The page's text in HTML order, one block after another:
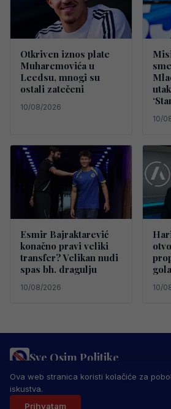
Otkriven iznos plate
Muharemovića u
Leedsu, mnogi su
ostali zatečeni
10/08/2026
10/
Esmir Bajraktarević
konačno pravi veliki
transfer? Velikan nudi
spas bh. dragulju
10/08/2026 10/
Sve Osim Politike
PRAVILA PRIVATNOSTI MARKETING
IMPRESSUM
© 2026 Sve Osim Politike. Sva prava
Ova web stranica koristi kolačiće za
iskustva.
Prihvatam